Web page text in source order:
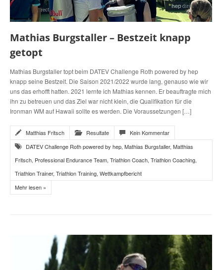
Mathias Burgstaller – Bestzeit knapp
getopt
Mathias Burgstaller topt beim DATEV Challenge Roth powered by hep
knapp seine Bestzeit. Die Saison 2021/2022 wurde lang, genauso wie wir
uns das erhofft hatten. 2021 lernte ich Mathias kennen. Er beauftragte mich
ihn zu betreuen und das Ziel war nicht klein, die Qualifikation für die
Ironman WM auf Hawaii sollte es werden. Die Voraussetzungen […]
Matthias Fritsch Resultate
Kein Kommentar
DATEV Challenge Roth powered by hep, Mathias Burgstaller, Matthias
Fritsch, Professional Endurance Team, Triathlon Coach, Triathlon Coaching,
Triathlon Trainer, Triathlon Training, Wettkampfbericht
Mehr lesen »